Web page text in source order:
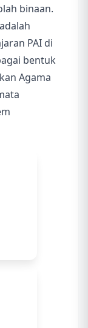
binaan.
PAI di
bentuk
Agama